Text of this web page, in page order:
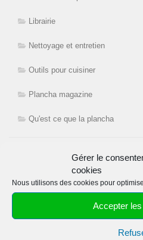
Gérer le
cookies
Nous utilisons des cookies pour
Accepter
Librairie
Nettoyage et entretien
Outils pour cuisiner
Plancha magazine
Qu'est ce que la plancha
Conditions d'utilisation de
Abats